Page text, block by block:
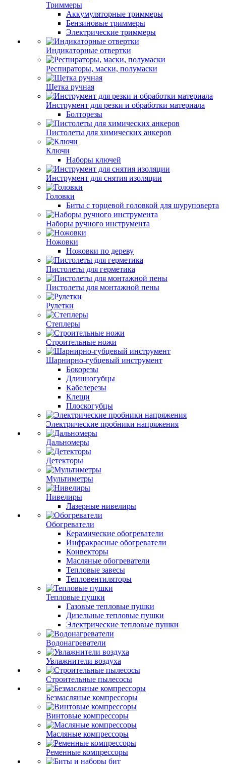
Триммеры
Аккумуляторные триммеры
Бензиновые триммеры
Электрические триммеры
Индикаторные отвертки
Респираторы, маски, полумаски
Щетка ручная
Инструмент для резки и обработки материала
Болторезы
Пистолеты для химических анкеров
Ключи
Наборы ключей
Инструмент для снятия изоляции
Головки
Биты с торцевой головкой для шуруповерта
Наборы ручного инструмента
Ножовки
Ножовки по дереву
Пистолеты для герметика
Пистолеты для монтажной пены
Рулетки
Степлеры
Строительные ножи
Шарнирно-губцевый инструмент
Бокорезы
Длинногубцы
Кабелерезы
Клещи
Плоскогубцы
Электрические пробники напряжения
Дальномеры
Детекторы
Мультиметры
Нивелиры
Лазерные нивелиры
Обогреватели
Керамические обогреватели
Инфракрасные обогреватели
Конвекторы
Масляные обогреватели
Тепловые завесы
Тепловентиляторы
Тепловые пушки
Газовые тепловые пушки
Дизельные тепловые пушки
Электрические тепловые пушки
Водонагреватели
Увлажнители воздуха
Строительные пылесосы
Безмасляные компрессоры
Винтовые компрессоры
Масляные компрессоры
Ременные компрессоры